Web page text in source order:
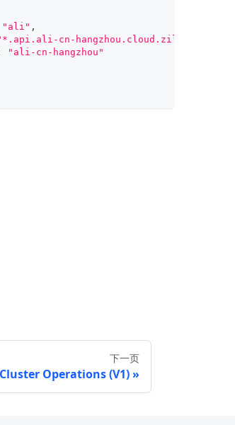
"ali" ,
cn-
"ali-cn-hangzhou"
下一页
Cluster Operations (V1)